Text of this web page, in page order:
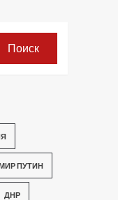
ПУТИН
ДНР